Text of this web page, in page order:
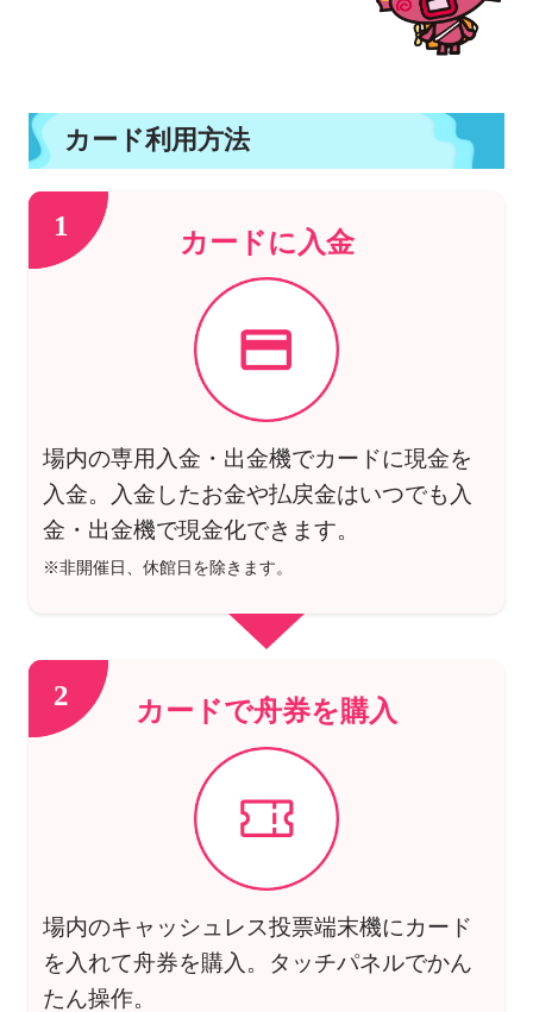
カード利用方法
1
カードに入金
場内の専用入金・出金機でカードに現金を
入金。入金したお金や払戻金はいつでも入
金・出金機で現金化できます。
※非開催日、休館日を除きます。
2
カードで舟券を購入
場内のキャッシュレス投票端末機にカード
を入れて舟券を購入。タッチパネルでかん
たん操作。